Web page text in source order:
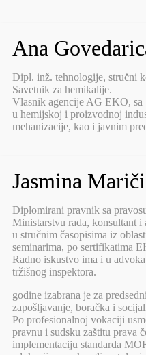
Ana
Dipl. inž. tehnologije, stručni
Savetnik za hemikalije.
Vlasnik agencije AG EKO, sa
u hemijskoj i proizvodnoj
mehanizacije, kao i javnim
Jasmina
Diplomirani pravnik sa
Ministarstvu rada, konsultant
u stručnim časopisima iz
seminarima, po sertifikatima
Radno iskustvo ima i u
tržišnog inspektora.
godine izabrana je za
zapošljavanje, boračka i
Po profesionalnoj vokaciji
pravnu i sudsku zaštitu prava
implementaciju standarda